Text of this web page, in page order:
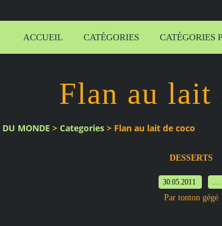
ACCUEIL CATÉGORIES CATÉGORIES
Flan au lait
DU MONDE > Categories > Flan au lait de coco
DESSERTS
30.05.2011
Par tonton gégé